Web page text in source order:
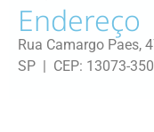
Endereço
Rua Camargo Paes,
SP | CEP: 13073-350